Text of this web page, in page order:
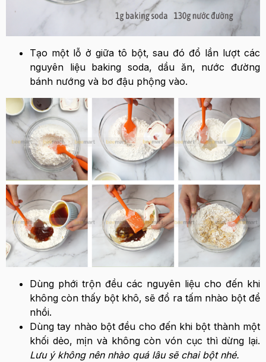
Tạo một lỗ ở giữa tô bột, sau đó đổ lần lượt các
nguyên liệu baking soda, dầu ăn, nước đường
bánh nướng và bơ đậu phộng vào.
Dùng phới trộn đều các nguyên liệu cho đến khi
không còn thấy bột khô, sẽ đổ ra tấm nhào bột để
nhồi.
Dùng tay nhào bột đều cho đến khi bột thành một
khối dẻo, mịn và không còn vón cục thì dừng lại.
Lưu ý không nên nhào quá lâu sẽ chai bột nhé.